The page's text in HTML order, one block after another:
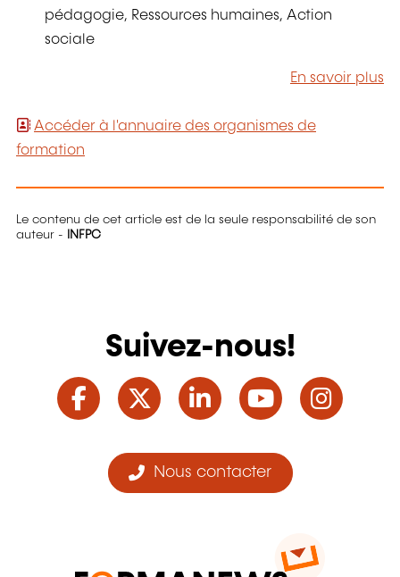
pédagogie, Ressources humaines, Action
sociale
En savoir plus
Accéder à l'annuaire des organismes de
formation
Le contenu de cet article est de la seule responsabilité de son
auteur -
INFPC
Suivez-nous!
Facebook
TwitterLinkedInYouTube
Nous contacter